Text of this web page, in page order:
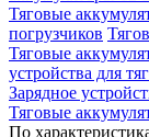
Тяговые
погрузчиков
Тяговые
устройства для
Зарядное
Тяговые
По